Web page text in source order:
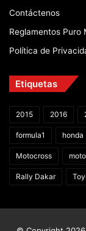
Contáctenos
Reglamentos Puro
Política de
Etiquetas
2015 2016
formula1 honda
Motocross
Rally Dakar